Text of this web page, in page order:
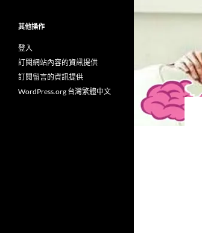
字:
其他操作
登入
訂閱網站內容的資訊提供
訂閱留言的資訊提供
WordPress.org 台灣繁體中文